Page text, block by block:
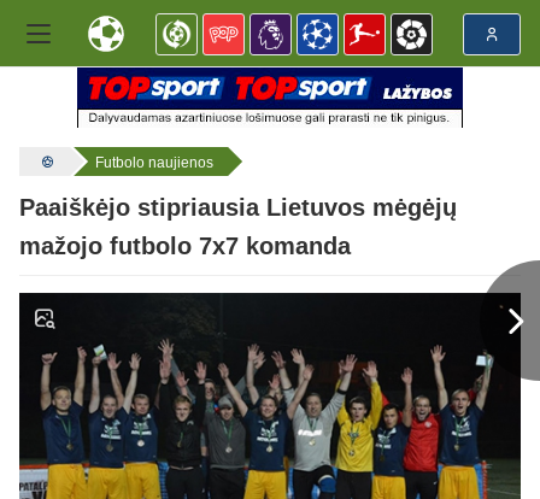
Futbolo naujienos
Paaiškėjo stipriausia Lietuvos mėgėjų
mažojo futbolo 7x7 komanda